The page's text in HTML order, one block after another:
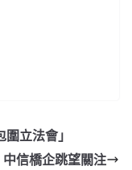
立法會」
信橋企跳望關注